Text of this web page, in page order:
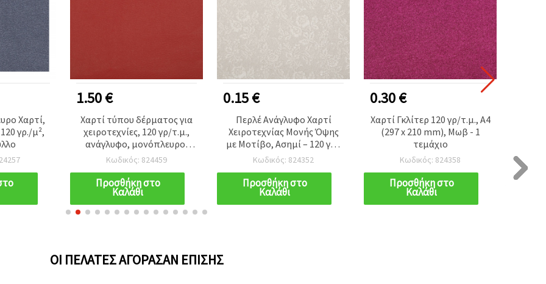
Χαρτί,
γρ./μ²,
1.50 €
Χαρτί τύπου δέρματος για
χειροτεχνίες, 120 γρ/τ.μ.,
ανάγλυφο, μονόπλευρο,
50x78 εκ., κόκκινο - 1 τεμ.
Κωδικός: 824459
Προσθήκη στο
Καλάθι
0.15 €
Περλέ Ανάγλυφο Χαρτί
Χειροτεχνίας Μονής Όψης
με Μοτίβο, Ασημί – 120 γρ./
μ², A4 – 1 φύλλο
Κωδικός: 824352
Προσθήκη στο
Καλάθι
0.30 €
Χαρτί Γκλίτερ 120 γρ/τ.μ., A4
(297 x 210 mm), Μωβ - 1
τεμάχιο
Κωδικός: 824358
Προσθήκη στο
Καλάθι
ΟΙ ΠΕΛΆΤΕΣ ΑΓΌΡΑΣΑΝ ΕΠΊΣΗΣ